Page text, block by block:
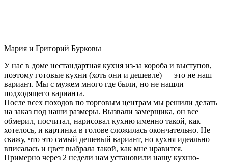
Мария и Григорий Бурковы
У нас в доме нестандартная кухня из-за короба и выступов,
поэтому готовые кухни (хоть они и дешевле) — это не наш
вариант. Мы с мужем много где были, но не нашли
подходящего варианта.
После всех походов по торговым центрам мы решили делать
на заказ под наши размеры. Вызвали замерщика, он все
обмерил, посчитал, нарисовал кухню именно такой, как
хотелось, и картинка в голове сложилась окончательно. Не
скажу, что это самый дешевый вариант, но кухня идеально
вписалась и цвет выбрала такой, как мне нравится.
Примерно через 2 недели нам установили нашу кухню-